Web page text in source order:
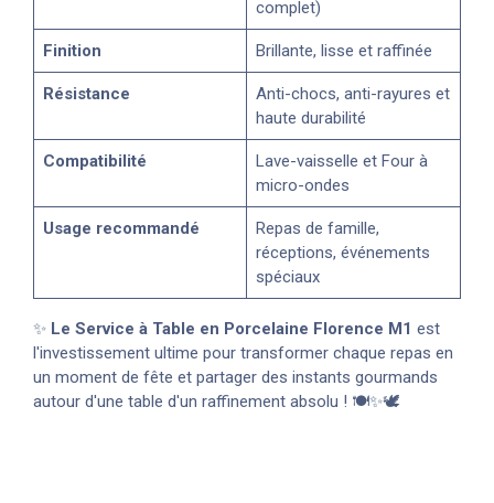
complet)
Finition Brillante, lisse et raffinée
Résistance
Anti-chocs, anti-rayures et
haute durabilité
Compatibilité
Lave-vaisselle et Four à
micro-ondes
Usage recommandé
Repas de famille,
réceptions, événements
spéciaux
✨ Le Service à Table en Porcelaine Florence M1 est
l'investissement ultime pour transformer chaque repas en
un moment de fête et partager des instants gourmands
autour d'une table d'un raffinement absolu ! 🍽️✨🕊️